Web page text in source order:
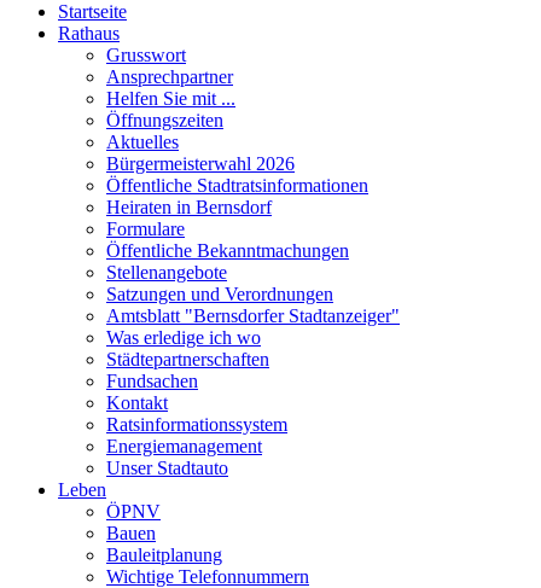
Startseite
Rathaus
Grusswort
Ansprechpartner
Helfen Sie mit ...
Öffnungszeiten
Aktuelles
Bürgermeisterwahl 2026
Öffentliche Stadtratsinformationen
Heiraten in Bernsdorf
Formulare
Öffentliche Bekanntmachungen
Stellenangebote
Satzungen und Verordnungen
Amtsblatt "Bernsdorfer Stadtanzeiger"
Was erledige ich wo
Städtepartnerschaften
Fundsachen
Kontakt
Ratsinformationssystem
Energiemanagement
Unser Stadtauto
Leben
ÖPNV
Bauen
Bauleitplanung
Wichtige Telefonnummern